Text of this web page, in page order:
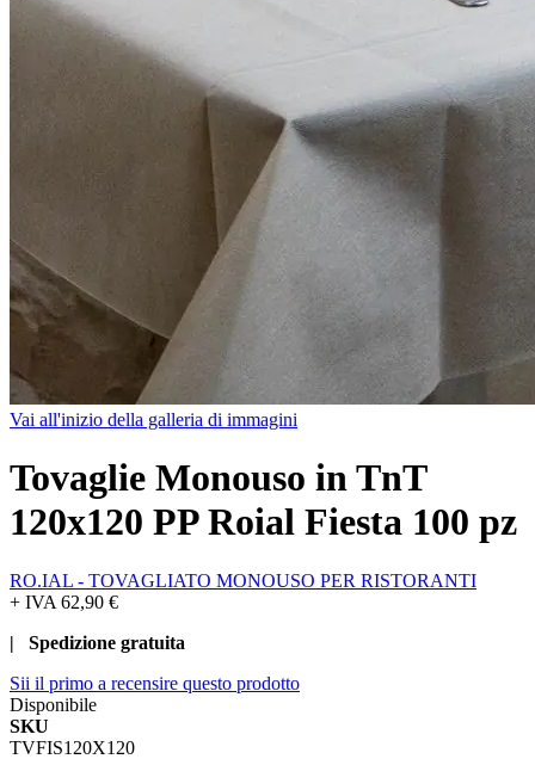
Vai all'inizio della galleria di immagini
Tovaglie Monouso in TnT
120x120 PP Roial Fiesta 100 pz
RO.IAL - TOVAGLIATO MONOUSO PER RISTORANTI
+ IVA 62,90 €
| Spedizione gratuita
Sii il primo a recensire questo prodotto
Disponibile
SKU
TVFIS120X120